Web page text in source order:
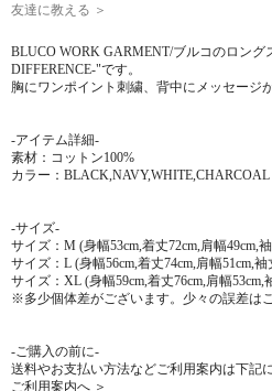
友達に教える ＞
BLUCO WORK GARMENT/ブルコのロング
DIFFERENCE-"です。
胸にワンポイント刺繍、背中にメッセージ
-アイテム詳細-
素材：コットン100%
カラー：
-サイズ-
サイズ：M (身幅53cm,着丈72cm,肩幅49cm,
サイズ：L (身幅56cm,着丈74cm,肩幅51cm,袖
サイズ：XL (身幅59cm,着丈76cm,肩幅53cm,
※多少個体差がございます。少々の誤差は
-ご購入の前に-
送料やお支払い方法などご利用案内は下記
ご利用案内へ ＞